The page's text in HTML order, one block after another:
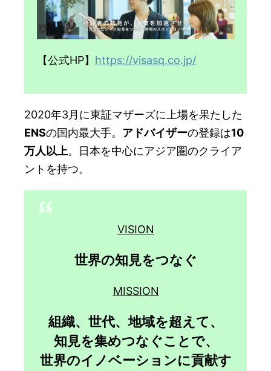
【公式HP】 https://visasq.co.jp/
2020年3月に東証マザーズに上場を果たした
ENSの国内最大手。 アドバイザーの登録は10
万人以上。日本を中心にアジア圏のクライア
ントを持つ。
VISION
世界の知見をつなぐ
MISSION
組織、世代、地域を超えて、
知見を集めつなぐことで、
世界のイノベーションに貢献す